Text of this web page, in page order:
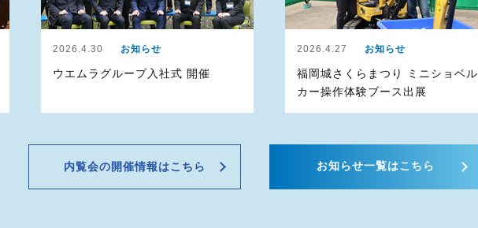
2026.4.30 お知らせ
ウエムラグループ入社式 開催
2026.4.27 お知らせ
福岡城さくらまつり ミニショベル
カー操作体験ブース出展
お知らせ一覧はこちら
内覧会の開催情報はこちら